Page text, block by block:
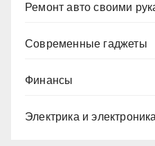
Ремонт авто своими
Современные гаджеты
Финансы
Электрика и электроника